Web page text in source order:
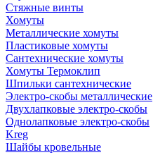
Стяжные винты
Хомуты
Металлические хомуты
Пластиковые хомуты
Сантехнические хомуты
Хомуты Термоклип
Шпильки сантехнические
Электро-скобы металлические
Двухлапковые электро-скобы
Однолапковые электро-скобы
Kreg
Шайбы кровельные